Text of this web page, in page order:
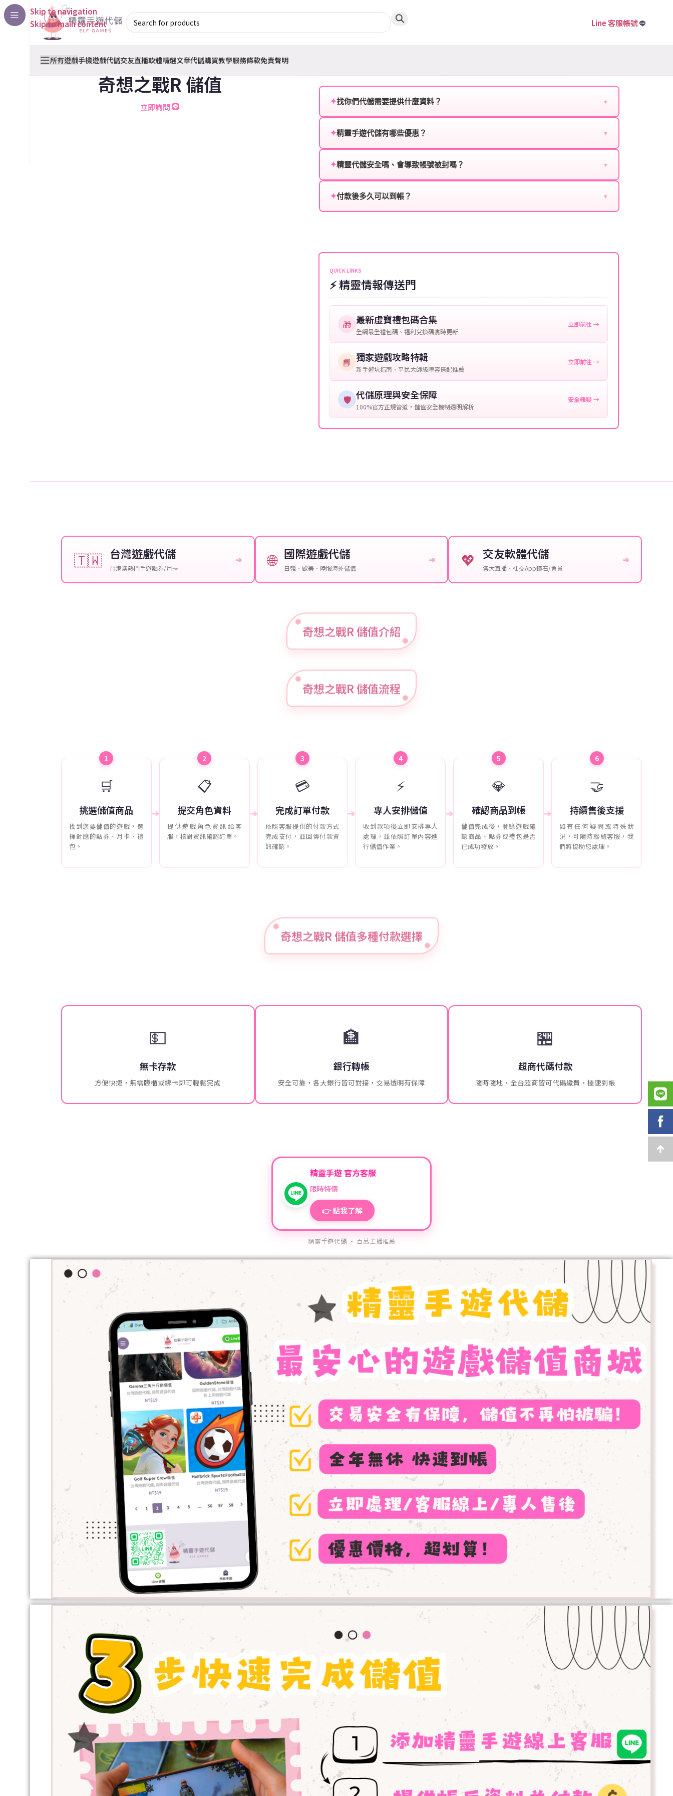
Skip to navigation
Skip to main content
Line 客服帳號
所有遊戲手機遊戲代儲交友直播軟體精選文章代儲購買教學服務條款免責聲明
奇想之戰R 儲值
立即詢問
✦找你們代儲需要提供什麼資料？ ▼
登入方式：您的遊戲登入方式（如Facebook、Google等）。
遊戲帳號：您的遊戲帳號或ID。
購買截圖：所購買商品的截圖以作確認。
提供這些信息能幫助我們更快地處理您的代儲需求，確保您盡享遊戲樂趣！
✦精靈手遊代儲有哪些優惠？ ▼
活動，儲值最低6折起，讓玩家隨時都能享有優惠價格。
✦精靈代儲安全嗎、會導致帳號被封嗎？ ▼
或異常儲值管道。您獲得的遊戲商品與官方購買的內容相同，可以安心使用。
✦付款後多久可以到帳？ ▼
QUICK LINKS
⚡ 精靈情報傳送門
🎁 最新虛寶禮包碼合集
全網最全禮包碼、福利兌換碼實時更新
立即前往 →
📘 獨家遊戲攻略特輯
新手避坑指南、平民大師級陣容搭配推薦
立即前往 →
🛡️ 代儲原理與安全保障
100%官方正規管道，儲值安全機制透明解析
安全釋疑 →
🇹🇼 台灣遊戲代儲
台港澳熱門手遊點券/月卡
➔ 🌐 國際遊戲代儲
日韓、歐美、陸服海外儲值
➔ 💖 交友軟體代儲
各大直播、社交App鑽石/會員
➔
奇想之戰R 儲值介紹
奇想之戰R 儲值流程
1
🛒
挑選儲值商品
找到您要儲值的遊戲，選
擇對應的點券、月卡、禮
包。
➔
2
📋
提交角色資料
提供遊戲角色資訊給客
服，核對資訊確認訂單。
➔
3
💳
完成訂單付款
依照客服提供的付款方式
完成支付，並回傳付款資
訊確認。
➔
4
⚡
專人安排儲值
收到款項後立即安排專人
處理，並依照訂單內容進
行儲值作業。
➔
5
💎
確認商品到帳
儲值完成後，登錄遊戲確
認商品、點券或禮包是否
已成功發放。
➔
6
🤝
持續售後支援
如有任何疑問或特殊狀
況，可隨時聯絡客服，我
們將協助您處理。
奇想之戰R 儲值多種付款選擇
💵
無卡存款
方便快捷，無需臨櫃或綁卡即可輕鬆完成
🏦
銀行轉帳
安全可靠，各大銀行皆可對接，交易透明有保障
🏪
超商代碼付款
隨時隨地，全台超商皆可代碼繳費，極速到帳
精靈手遊 官方客服
限時特價
👉 點我了解
精靈手遊代儲 · 百萬主播推薦